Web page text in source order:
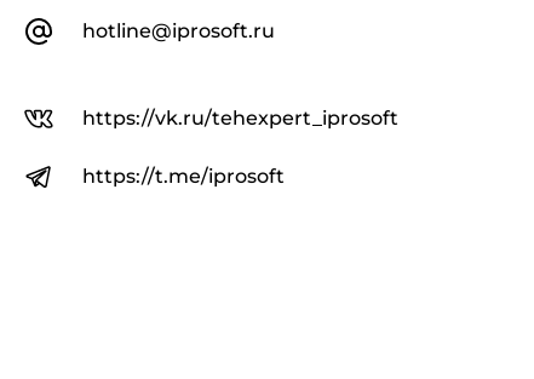
hotline@iprosoft.ru
https://vk.ru/tehexpert_iprosoft
https://t.me/iprosoft